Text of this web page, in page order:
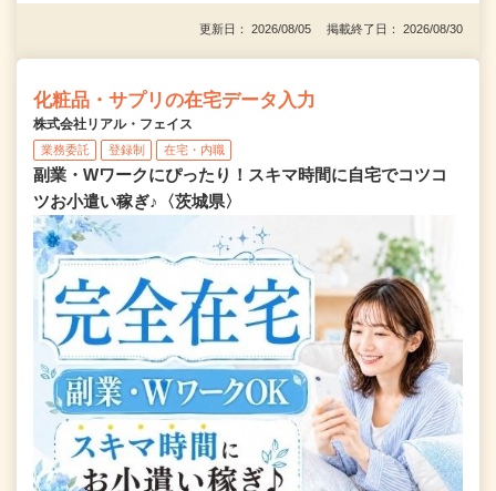
更新日： 2026/08/05 掲載終了日： 2026/08/30
化粧品・サプリの在宅データ入力
株式会社リアル・フェイス
業務委託 登録制 在宅・内職
副業・Wワークにぴったり！スキマ時間に自宅でコツコ
ツお小遣い稼ぎ♪〈茨城県〉